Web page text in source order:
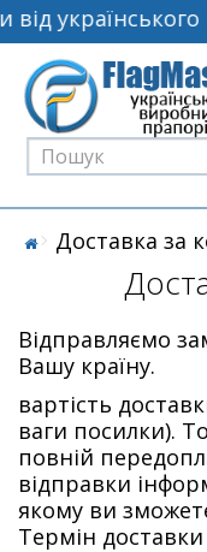
Доставка за
Відправляємо
Вашу країну.
вартість
ваги посилки).
повній
відправки
якому ви
Термін доставки